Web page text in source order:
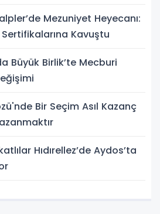
oynanan yarı final...
Mezuniyet Heyecanı:
Kavuştu
Büyük Birlik’te Mecburi
Bir Seçim Asıl Kazanç
Hıdırellez’de Aydos’ta